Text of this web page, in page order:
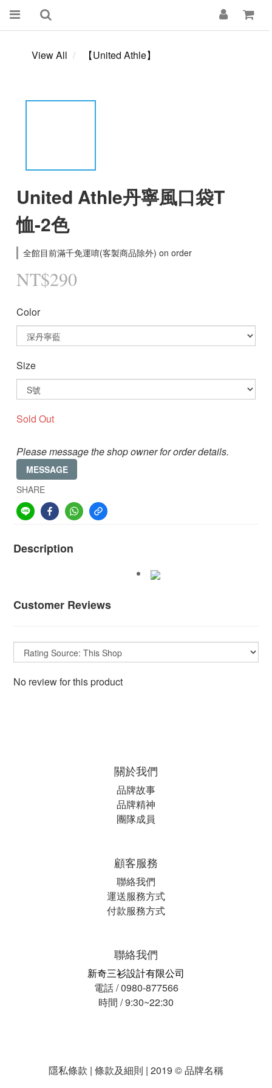
View All 【United Athle】
United Athle丹寧風口袋T
恤-2色
全館目前滿千免運唷(客製商品除外) on order
NT$290
Color
Size
Sold Out
Please message the shop owner for order details.
MESSAGE
SHARE
Description
Customer Reviews
No review for this product
關於我們
品牌故事
品牌精神
團隊成員
顧客服務
聯絡我們
運送服務方式
付款服務方式
聯絡我們
新奇三衫設計有限公司
電話 / 0980-877566
時間 / 9:30~22:30
隱私條款 | 條款及細則 | 2019 © 品牌名稱